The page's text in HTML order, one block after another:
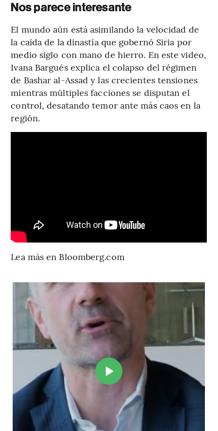
Nos parece interesante
El mundo aún está asimilando la velocidad de
la caída de la dinastía que gobernó Siria por
medio siglo con mano de hierro. En este video,
Ivana Bargués explica el colapso del régimen
de Bashar al-Assad y las crecientes tensiones
mientras múltiples facciones se disputan el
control, desatando temor ante más caos en la
región.
Lea más en Bloomberg.com